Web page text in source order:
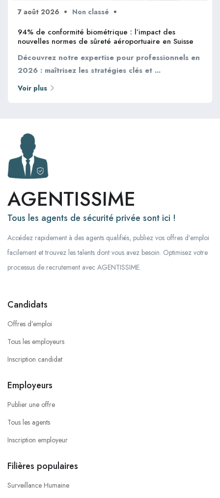
7 août 2026 Non classé
94% de conformité biométrique : l’impact des
nouvelles normes de sûreté aéroportuaire en Suisse
Découvrez notre expertise pour professionnels en
2026 : maîtrisez les stratégies clés et ...
Voir plus
AGENTISSIME
Tous les agents de sécurité privée sont ici !
Accédez rapidement à des agents qualifiés, publiez vos offres d’emploi
facilement et trouvez les talents dont vous avez besoin. Optimisez votre
processus de recrutement avec AGENTISSIME.
Candidats
Offres d’emploi
Tous les employeurs
Inscription candidat
Employeurs
Publier une offre
Tous les agents
Inscription employeur
Filières populaires
Surveillance Humaine